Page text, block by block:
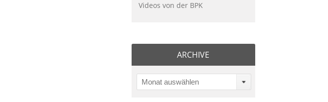
Videos von der BPK
ARCHIVE
Monat auswählen